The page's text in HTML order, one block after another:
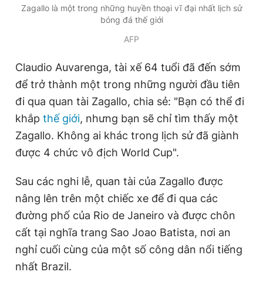
Zagallo là một trong những huyền thoại vĩ đại nhất lịch sử
bóng đá thế giới
AFP
Claudio Auvarenga, tài xế 64 tuổi đã đến sớm
để trở thành một trong những người đầu tiên
đi qua quan tài Zagallo, chia sẻ: "Bạn có thể đi
khắp thế giới, nhưng bạn sẽ chỉ tìm thấy một
Zagallo. Không ai khác trong lịch sử đã giành
được 4 chức vô địch World Cup".
Sau các nghi lễ, quan tài của Zagallo được
nâng lên trên một chiếc xe để đi qua các
đường phố của Rio de Janeiro và được chôn
cất tại nghĩa trang Sao Joao Batista, nơi an
nghỉ cuối cùng của một số công dân nổi tiếng
nhất Brazil.